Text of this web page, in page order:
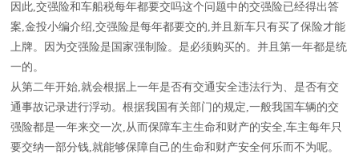
因此,交强险和车船税每年都要交吗这个问题中的交强险已经得出答
案,金投小编介绍,交强险是每年都要交的,并且新车只有买了保险才能
上牌。因为交强险是国家强制险。是必须购买的。并且第一年都是统
一的。
从第二年开始,就会根据上一年是否有交通安全违法行为、是否有交
通事故记录进行浮动。根据我国有关部门的规定,一般我国车辆的交
强险都是一年来交一次,从而保障车主生命和财产的安全,车主每年只
要交纳一部分钱,就能够保障自己的生命和财产安全何乐而不为呢。